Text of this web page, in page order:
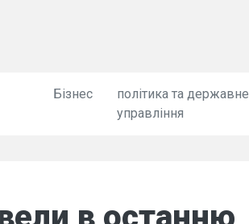
Бізнес
політика та державне
управління